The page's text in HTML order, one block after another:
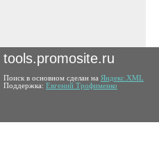
tools.promosite.ru
Поиск в основном сделан на Яндекс.XML
Поддержка: Евгений Трофименко